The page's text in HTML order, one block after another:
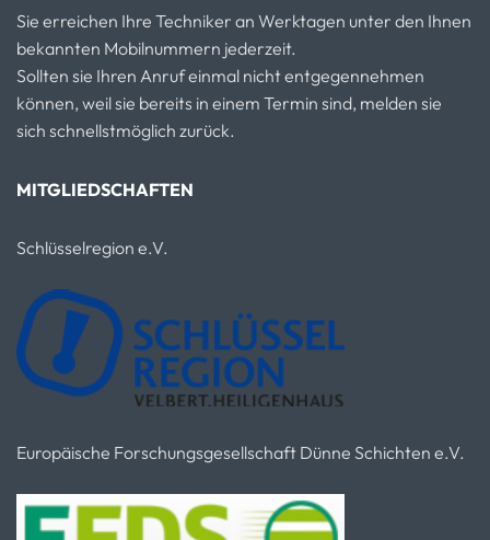
Sie erreichen Ihre Techniker an Werktagen unter den Ihnen
bekannten Mobilnummern jederzeit.
Sollten sie Ihren Anruf einmal nicht entgegennehmen
können, weil sie bereits in einem Termin sind, melden sie
sich schnellstmöglich zurück.
MITGLIEDSCHAFTEN
Schlüsselregion e.V.
Europäische Forschungsgesellschaft Dünne Schichten e.V.